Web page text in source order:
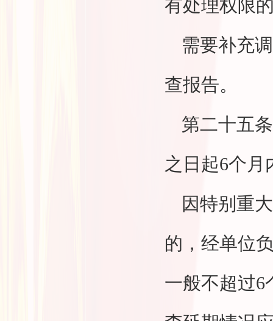
有处理权限
需要补充
查报告。
第二十五条
之日起6个月
因特别重
的，经单位
一般不超过6